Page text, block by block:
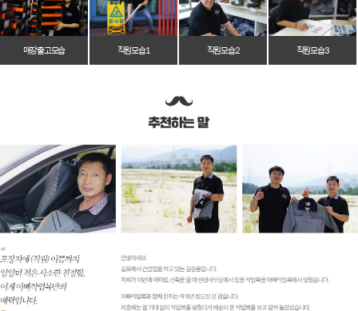
매장 출고 모습 직원 모습 1 직원 모습 2 직원 모습 3